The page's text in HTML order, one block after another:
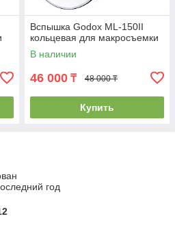
Вспышка Godox ML-150II
кольцевая для макросъемки
В наличии
46 000 ₸ 48 000 ₸
Купить
год